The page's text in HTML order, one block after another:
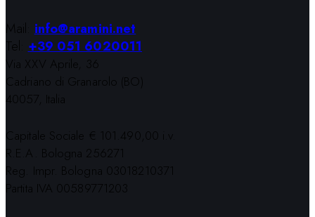
Mail:info@aramini.net
Tel:+39 051 6020011
Via XXV Aprile, 36
Cadriano di Granarolo (BO)
40057, Italia
Capitale Sociale € 101.490,00 i.v.
R.E.A. Bologna 256271
Reg. Impr. Bologna 03018210371
Partita IVA 00589771203